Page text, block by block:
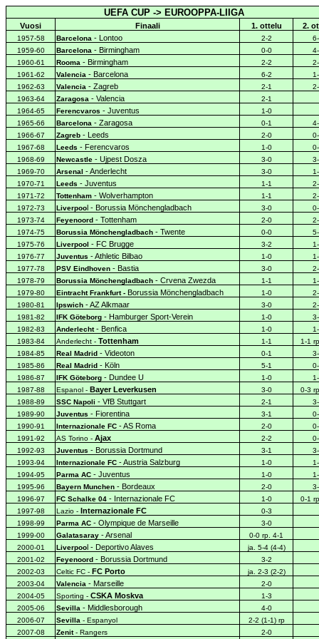
UEFA CUP -> EUROOPPA-LIIGA
Vuosi Finaali 1. ottelu 2.
1957-58 Barcelona - Lontoo 2-2
1959-60
Barcelona - Birmingham 0-0
1960-61
Rooma - Birmingham 2-2
1961-62
Valencia - Barcelona 6-2
1962-63
Valencia - Zagreb 2-1
1963-64
Zaragosa - Valencia
2-1
1964-65
Ferencvaros - Juventus
1-0
1965-66
Barcelona - Zaragosa 0-1
1966-67
Zagreb - Leeds 2-0
1967-68
Leeds - Ferencvaros 1-0
1968-69
Newcastle - Ujpest Dosza 3-0
1969-70
Arsenal - Anderlecht 3-0
1970-71
Leeds - Juventus 1-1
1971-72
Tottenham - Wolverhampton 1-1
1972-73
Liverpool - Borussia Mönchengladbach 3-0
1973-74
Feyenoord - Tottenham 2-0
1974-75
Borussia Mönchengladbach - Twente 0-0
1975-76
Liverpool - FC Brugge 3-2
1976-77
Juventus - Athletic Bilbao 1-0
1977-78
PSV Eindhoven - Bastia 3-0
1978-79
Borussia Mönchengladbach - Crvena Zwezda 1-1
1979-80
EintrachtFrankfurt - Borussia Mönchengladbach 1-0
1980-81
Ipswich - AZ Alkmaar 3-0
1981-82
IFK Göteborg - Hamburger Sport-Verein 1-0
1982-83
Anderlecht- Benfica 1-0
1983-84
Anderlecht - Tottenham 1-1
1-1
1984-85
Real Madrid - Videoton 0-1
1985-86
Real Madrid - Köln 5-1
1986-87
IFK Göteborg - Dundee U 1-0
1987-88
Espanol - Bayer Leverkusen 3-0
0-3
1988-89
SSC Napoli - VfB Stuttgart 2-1
1989-90
Juventus - Fiorentina 3-1
1990-91
Internazionale FC - AS Roma 2-0
1991-92
AS Torino - Ajax 2-2
1992-93
Juventus - Borussia Dortmund 3-1
1993-94
Internazionale FC - Austria Salzburg 1-0
1994-95
Parma AC - Juventus 1-0
1995-96
Bayern Munchen - Bordeaux 2-0
1996-97
FC Schalke 04 - Internazionale FC 1-0
0-1
1997-98
Lazio - Internazionale FC
0-3
1998-99
Parma AC - Olympique de Marseille
3-0
1999-00
Galatasaray - Arsenal
0-0 rp. 4-1
2000-01
Liverpool - Deportivo Alaves
ja. 5-4 (4-4)
2001-02
Feyenoord - Borussia Dortmund
3-2
2002-03
Celtic FC - FC Porto
ja. 2-3 (2-2)
2003-04
Valencia - Marseille
2-0
2004-05
Sporting - CSKA Moskva
1-3
2005-06
Sevilla - Middlesborough
4-0
2006-07
Sevilla - Espanyol
2-2 (1-1) rp
2007-08
Zenit- Rangers
2-0